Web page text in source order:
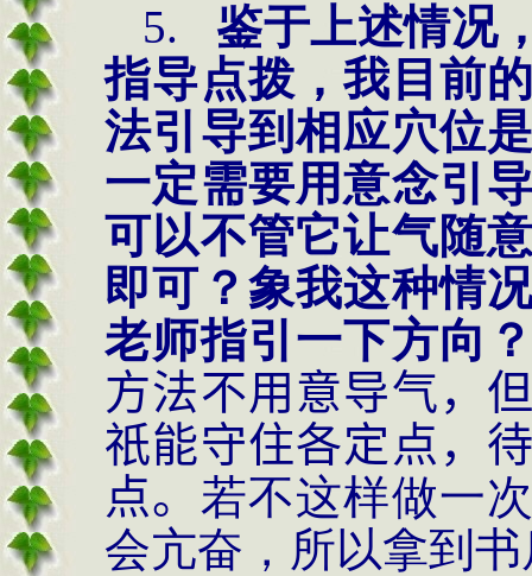
5.
鉴于上述情况
指导点拨，我目前
法引导到相应穴位
一定需要用意念引
可以不管它让气随
即可？象我这种情
老师指引一下方向
方法不用意导气，
祇能守住各定点，
点。 若不这样做一
会亢奋，所以拿到